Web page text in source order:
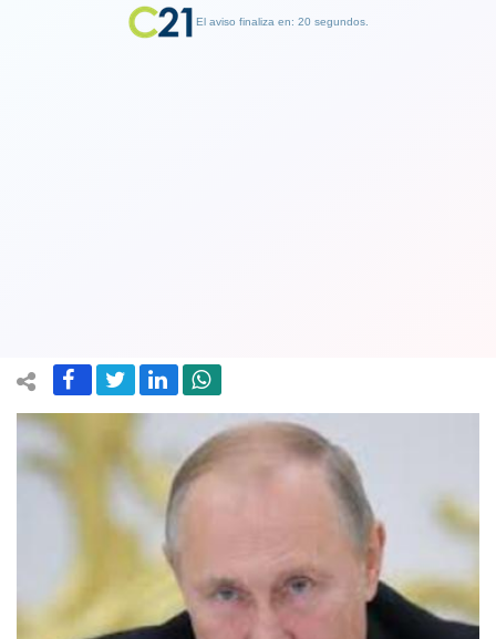
El aviso finaliza en: 19 segundos.